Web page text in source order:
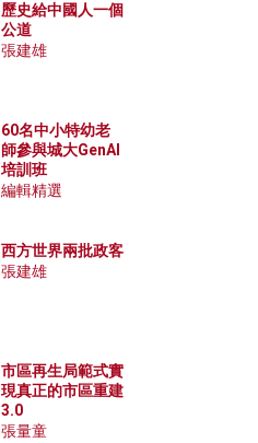
歷史給中國人一個
公道
張建雄
60名中小特幼老
師參與城大GenAI
培訓班
編輯精選
西方世界兩批政客
張建雄
市區再生局範式實
現真正的市區重建
3.0
張量童